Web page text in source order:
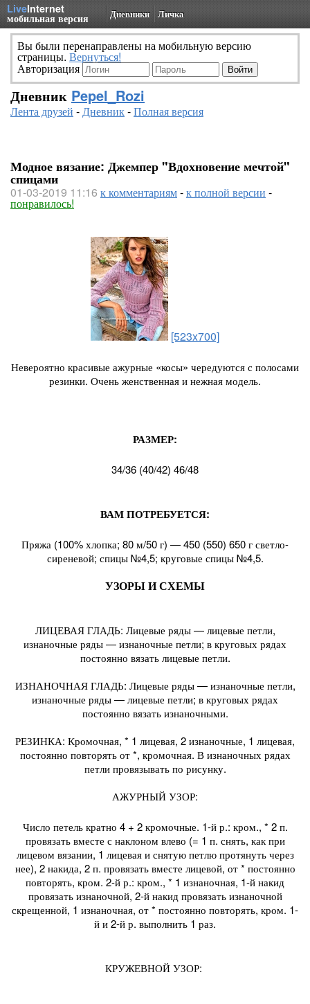
LiveInternet
мобильная версия Дневники Личка
Вы были перенаправлены на мобильную версию
страницы. Вернуться!
Авторизация
Дневник Pepel_Rozi
Лента друзей -Дневник-Полная версия
Модное вязание: Джемпер "Вдохновение мечтой"
спицами
01-03-2019 11:16 к комментариям-к полной версии -
понравилось!
[523x700]
Невероятно красивые ажурные «косы» чередуются с полосами
резинки. Очень женственная и нежная модель.
РАЗМЕР:
34/36 (40/42) 46/48
ВАМ ПОТРЕБУЕТСЯ:
Пряжа (100% хлопка; 80 м/50 г) — 450 (550) 650 г светло-
сиреневой; спицы №4,5; круговые спицы №4,5.
УЗОРЫ И СХЕМЫ
ЛИЦЕВАЯ ГЛАДЬ: Лицевые ряды — лицевые петли,
изнаночные ряды — изнаночные петли; в круговых рядах
постоянно вязать лицевые петли.
ИЗНАНОЧНАЯ ГЛАДЬ: Лицевые ряды — изнаночные петли,
изнаночные ряды — лицевые петли; в круговых рядах
постоянно вязать изнаночными.
РЕЗИНКА: Кромочная, * 1 лицевая, 2 изнаночные, 1 лицевая,
постоянно повторять от *, кромочная. В изнаночных рядах
петли провязывать по рисунку.
АЖУРНЫЙ УЗОР:
Число петель кратно 4 + 2 кромочные. 1-й р.: кром., * 2 п.
провязать вместе с наклоном влево (= 1 п. снять, как при
лицевом вязании, 1 лицевая и снятую петлю протянуть через
нее), 2 накида, 2 п. провязать вместе лицевой, от * постоянно
повторять, кром. 2-й р.: кром., * 1 изнаночная, 1-й накид
провязать изнаночной, 2-й накид провязать изнаночной
скрещенной, 1 изнаночная, от * постоянно повторять, кром. 1-
й и 2-й р. выполнить 1 раз.
КРУЖЕВНОЙ УЗОР: